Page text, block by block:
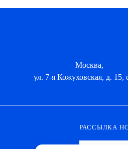
Москва,
ул. 7-я Кожуховская, д. 15,
РАССЫЛКА